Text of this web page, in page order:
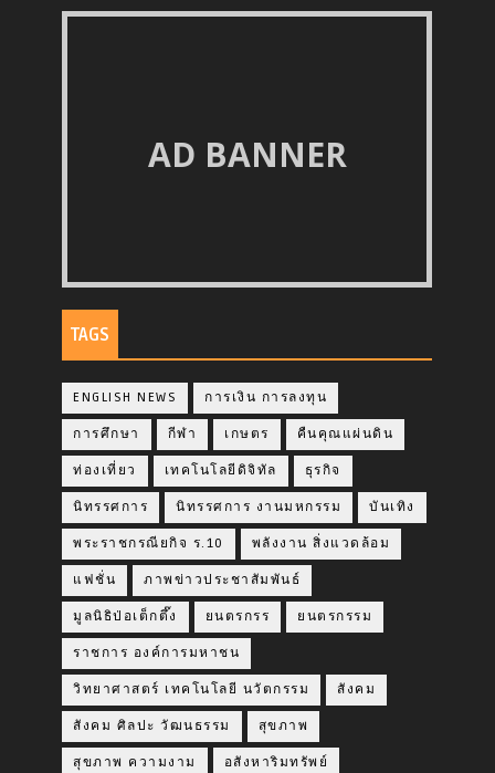
AD BANNER
TAGS
ENGLISH NEWS การเงิน การลงทุน
การศึกษา กีฬา เกษตร คืนคุณแผ่นดิน
ท่องเที่ยว เทคโนโลยีดิจิทัล ธุรกิจ
นิทรรศการ นิทรรศการ งานมหกรรม บันเทิง
พระราชกรณียกิจ ร.10 พลังงาน สิ่งแวดล้อม
แฟชั่น ภาพข่าวประชาสัมพันธ์
มูลนิธิป่อเต็กตึ๊ง ยนตรกรร ยนตรกรรม
ราชการ องค์การมหาชน
วิทยาศาสตร์ เทคโนโลยี นวัตกรรม สังคม
สังคม ศิลปะ วัฒนธรรม สุขภาพ
สุขภาพ ความงาม อสังหาริมทรัพย์